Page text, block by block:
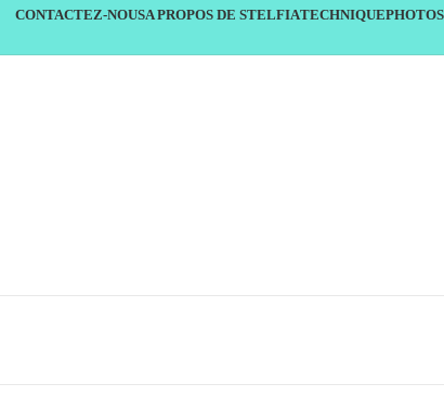
CONTACTEZ-NOUSA PROPOS DE STELFIATECHNIQUEPHOTOS